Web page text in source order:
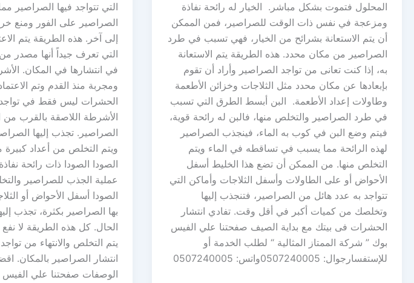
المحلول فتموت بشكل مباشر. الخيار له رائحة نفاذة
ومزعجة في نفس ذات الوقت للصراصير، فمن الممكن
أن يتم الاستعانة بشرائح من الخيار، فهي تسبب في طرد
الصراصير من مكان محدد. هذه الطريقة يتم الاستعانة
به، إذا كنت تعانى من تواجد الصراصير وأراد أن تقوم
بإبعادها عن مكان محدد مثل الثلاجات وخزائن الأطعمة
وطاولات إعداد الأطعمة. البن أبسط الطرق التي تسبب
في طرد الصراصير والتخلص منها، فالبن له رائحة قوية،
فيتم وضع البن في كوب به الماء، فينجذب الصراصير
لهذه الرائحة مما يسبب في تساقطه في الماء ويتم
التخلص منها. من الممكن أن تضع هذا الخليط أسفل
الأحواض أو على الطاولات وأسفل الثلاجات وأماكن التي
تتواجد به عدد هائل من الصراصير، فتنجذب إليها
وتخلصك من كميات أكبر في أقل وقت. تفادي انتشار
الحشرات فى بيتك مع بداية الصيف صفحتنا علي الفيس
بوك ” شركة الممتاز المثالية “ لطلب الخدمة أو
للإستفسارجوال: 0507240005واتس: 0507240005
التي تتواجد فيها
الصراصير على الفور ومنع
إلى آخر. هذه الطريقة يتم
التي تعرف جيداً أنها مصدر
في انتشارها في المكان.
ومجربة منذ القدم وتم
الحشرات ليس فقط في
الأشرطة اللاصقة بالقرب من
الصراصير. تجذب إليها
ويتم التخلص من أعداد
الصودا الصودا ذات رائحة
عملية الجذب للصراصير
الصودا أسفل الأحواض أو
بها الصراصير بكثرة، تجذب
الحال. كل هذه الطريقة لا نفع
يتم التخلص والانتهاء من
انتشار الصراصير بالمكان.
الوصفات صفحتنا علي الفيس